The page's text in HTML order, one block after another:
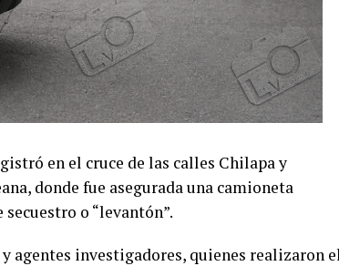
en el cruce de las calles Chilapa y
donde fue asegurada una camioneta
o “levantón”.
agentes investigadores, quienes realizaron